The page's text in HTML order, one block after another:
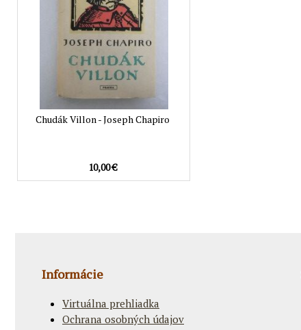
Chudák Villon - Joseph Chapiro
10,00 €
Informácie
Virtuálna prehliadka
Ochrana osobných údajov